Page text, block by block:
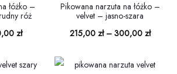
300,00 zł
łóżko –
róż
złZakres
od
Pikowana narzuta na łóżko –
velvet – jasno-szara
215,00 zł – 300,00 złZakres
od